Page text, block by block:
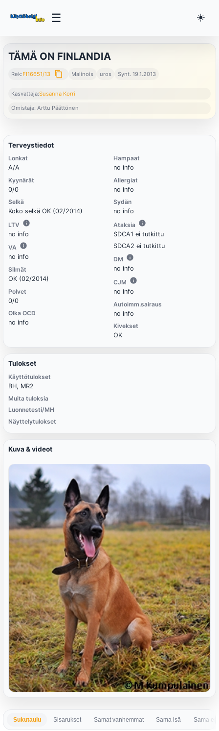
☰ ☀️
TÄMÄ ON FINLANDIA
Rek:FI16651/13 content_copy Malinois uros Synt. 19.1.2013
Kasvattaja:Susanna Korri
Omistaja: Arttu Päättönen
Terveystiedot
Lonkat
A/A
Kyynärät
0/0
Selkä
Koko selkä OK (02/2014)
LTV
no info
VA
no info
Silmät
OK (02/2014)
Polvet
0/0
Olka OCD
no info
Hampaat
no info
Allergiat
no info
Sydän
no info
Ataksia
SDCA1 ei tutkittu
SDCA2 ei tutkittu
DM
no info
CJM
no info
Autoimm.sairaus
no info
Kivekset
OK
Tulokset
Käyttötulokset
BH, MR2
Muita tuloksia
Luonnetesti/MH
Näyttelytulokset
Kuva & videot
Sukutaulu Sisarukset Samat vanhemmat Sama isä Sama